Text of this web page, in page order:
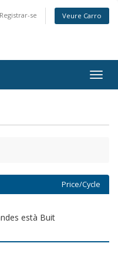
Registrar-se Veure Carro
Price/Cycle
està Buit